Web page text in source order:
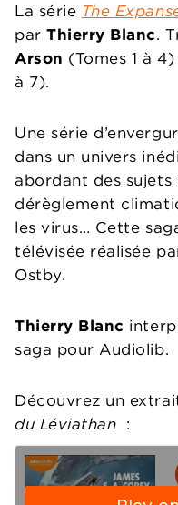
La série The
par Thierry Blanc.
Arson (Tomes 1 à
à 7).
Une série
dans un univers
abordant des sujets
dérèglement
les virus… Cette
télévisée réalisée
Ostby.
Thierry Blanc
saga pour Audiolib.
Découvrez un
du Léviathan :